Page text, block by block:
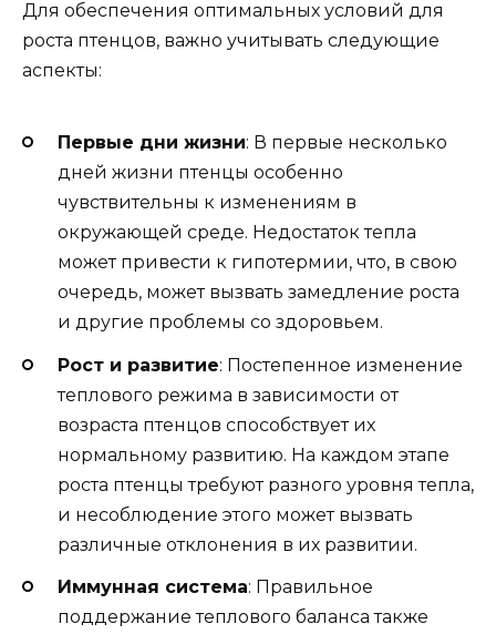
Для обеспечения оптимальных условий для
роста птенцов, важно учитывать следующие
аспекты:
Первые дни жизни: В первые несколько
дней жизни птенцы особенно
чувствительны к изменениям в
окружающей среде. Недостаток тепла
может привести к гипотермии, что, в свою
очередь, может вызвать замедление роста
и другие проблемы со здоровьем.
Рост и развитие: Постепенное изменение
теплового режима в зависимости от
возраста птенцов способствует их
нормальному развитию. На каждом этапе
роста птенцы требуют разного уровня тепла,
и несоблюдение этого может вызвать
различные отклонения в их развитии.
Иммунная система: Правильное
поддержание теплового баланса также